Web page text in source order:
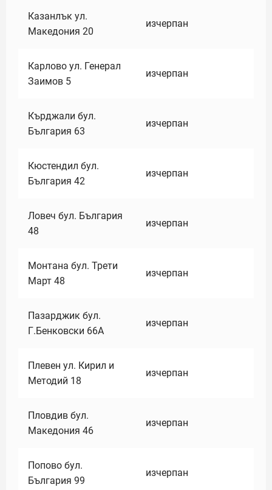
Казанлък ул.
Македония 20
изчерпан
Карлово ул. Генерал
Заимов 5
изчерпан
Кърджали бул.
България 63
изчерпан
Кюстендил бул.
България 42
изчерпан
Ловеч бул. България
48
изчерпан
Монтана бул. Трети
Март 48
изчерпан
Пазарджик бул.
Г.Бенковски 66А
изчерпан
Плевен ул. Кирил и
Методий 18
изчерпан
Пловдив бул.
Македония 46
изчерпан
Попово бул.
България 99
изчерпан